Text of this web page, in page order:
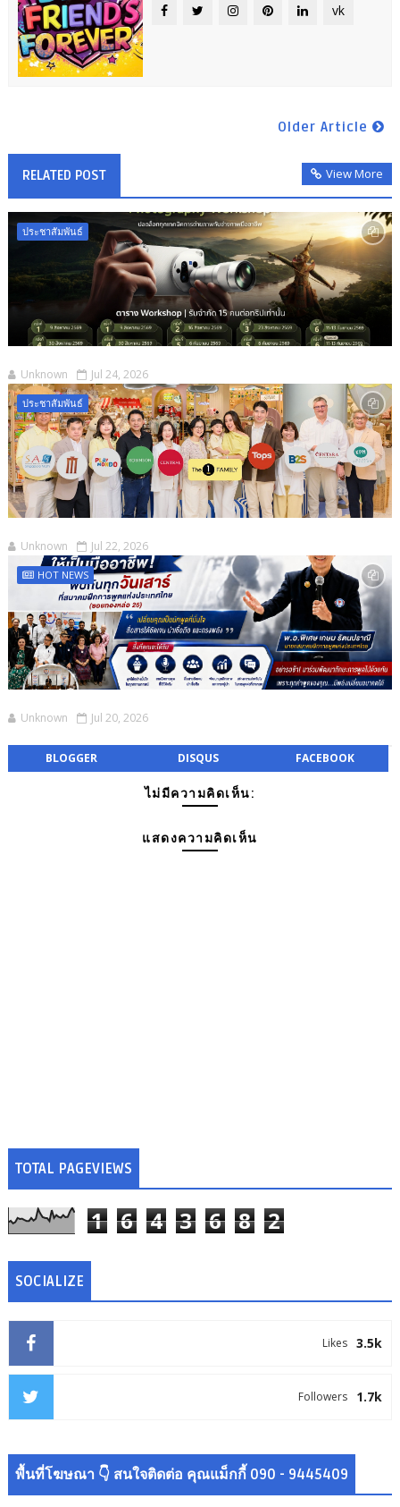
vk
Older Article
RELATED POST View More
ประชาสัมพันธ์
Unknown Jul 24, 2026
ประชาสัมพันธ์
Unknown Jul 22, 2026
HOT NEWS
Unknown Jul 20, 2026
BLOGGER DISQUS FACEBOOK
ไม่มีความคิดเห็น:
แสดงความคิดเห็น
TOTAL PAGEVIEWS
1 6 4 3 6 8 2
SOCIALIZE
3.5k
Likes
1.7k
Followers
พื้นที่โฆษณา 👇 สนใจติดต่อ คุณแม็กกี้ 090 - 9445409